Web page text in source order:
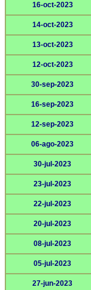
16-oct-2023
14-oct-2023
13-oct-2023
12-oct-2023
30-sep-2023
16-sep-2023
12-sep-2023
06-ago-2023
30-jul-2023
23-jul-2023
22-jul-2023
20-jul-2023
08-jul-2023
05-jul-2023
27-jun-2023